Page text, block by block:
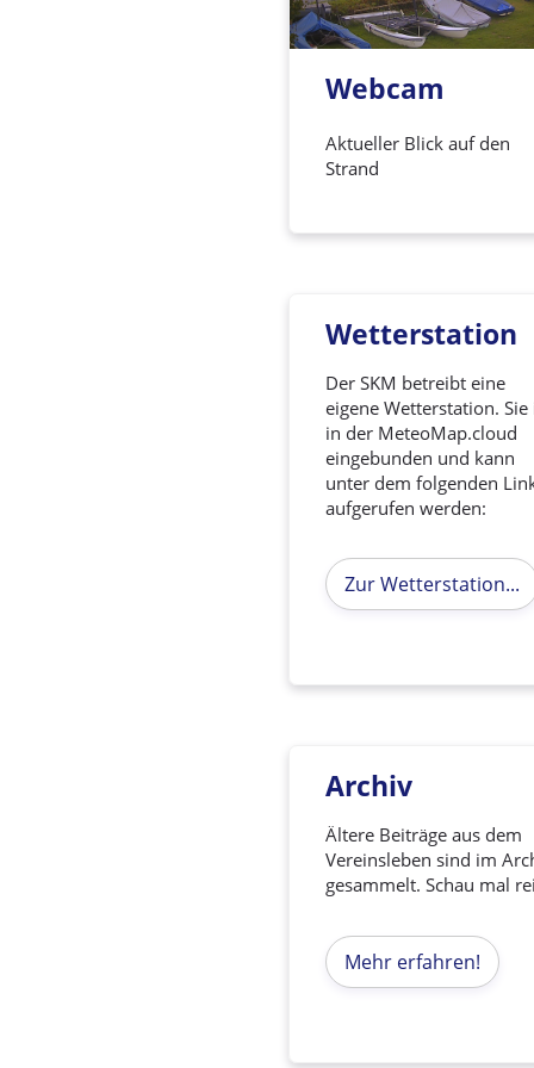
Webcam
Aktueller Blick auf den
Strand
Wetterstation
Der SKM betreibt eine
eigene Wetterstation. Sie
in der MeteoMap.cloud
eingebunden und kann
unter dem folgenden
aufgerufen werden:
Zur Wetterstation...
Archiv
Ältere Beiträge aus dem
Vereinsleben sind im
gesammelt. Schau mal
Mehr erfahren!